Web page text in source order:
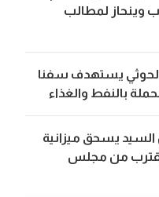
وينحاز لمطالب
الحوثي يستهدف سفنا
بالنفط والغذاء
السيد يسحق ميزانية
ويقترب من مجلس